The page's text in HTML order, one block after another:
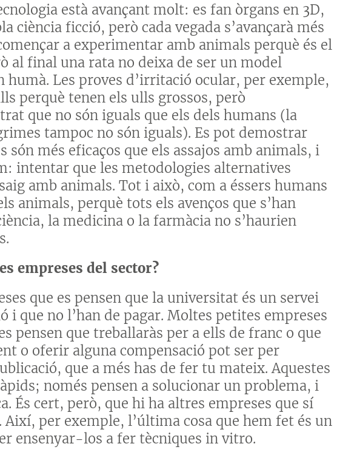
està avançant molt: es fan òrgans en 3D,
ciència ficció, però cada vegada s’avançarà més
a experimentar amb animals perquè és el
al final una rata no deixa de ser un model
humà. Les proves d’irritació ocular, per exemple,
perquè tenen els ulls grossos, però
que no són iguals que els dels humans (la
tampoc no són iguals). Es pot demostrar
són més eficaços que els assajos amb animals, i
intentar que les metodologies alternatives
amb animals. Tot i això, com a éssers humans
animals, perquè tots els avenços que s’han
la medicina o la farmàcia no s’haurien
empreses del sector?
que es pensen que la universitat és un servei
i que no l’han de pagar. Moltes petites empreses
pensen que treballaràs per a ells de franc o que
o oferir alguna compensació pot ser per
que a més has de fer tu mateix. Aquestes
només pensen a solucionar un problema, i
És cert, però, que hi ha altres empreses que sí
per exemple, l’última cosa que hem fet és un
ensenyar-los a fer tècniques in vitro.